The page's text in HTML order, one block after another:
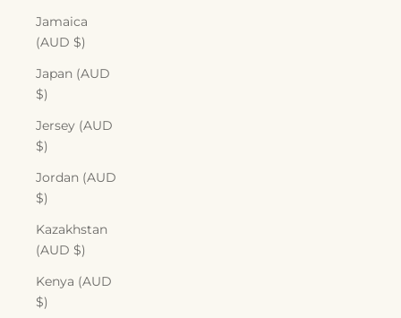
Jamaica
(AUD $)
Japan (AUD
$)
Jersey (AUD
$)
Jordan (AUD
$)
Kazakhstan
(AUD $)
Kenya (AUD
$)